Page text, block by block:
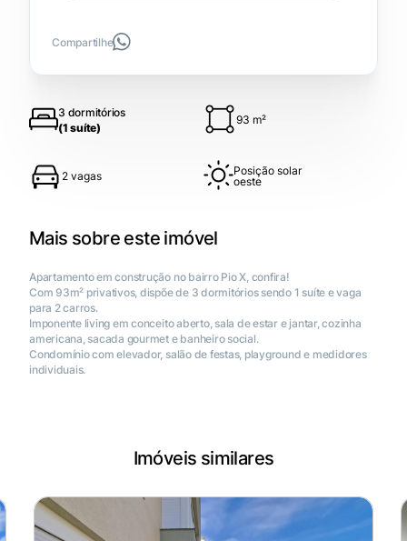
Compartilhe
3 dormitórios
(1 suíte)
93 m²
2 vagas
Posição solar
oeste
Mais sobre este imóvel
Apartamento em construção no bairro Pio X, confira!
Com 93m² privativos, dispõe de 3 dormitórios sendo 1 suíte e vaga
para 2 carros.
Imponente living em conceito aberto, sala de estar e jantar, cozinha
americana, sacada gourmet e banheiro social.
Condomínio com elevador, salão de festas, playground e medidores
individuais.
Imóveis similares